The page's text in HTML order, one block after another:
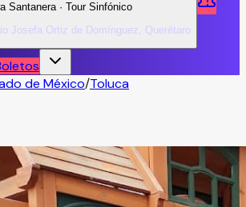
Santanera · Tour Sinfónico
Josefa Ortiz de Domínguez, Querétaro
de México/Toluca